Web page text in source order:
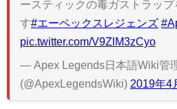
ースティックの毒ガストラッ
す#エーペックスレジェンズ
pic.twitter.com/V9ZlM3zCyo
— Apex Legends日本語Wiki管
(@ApexLegendsWiki) 2019年4